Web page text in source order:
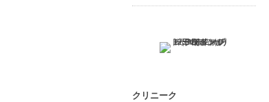
クリニーク